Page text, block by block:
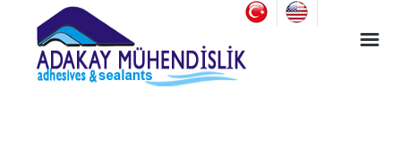
Endüstriyel Yapıştırıcı ve Oto Cam Montaj Malzemeleri